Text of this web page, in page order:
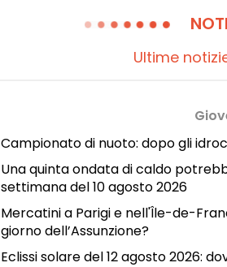
Ultime
Campionato di nuoto: dopo gli
Una quinta ondata di caldo
settimana del 10 agosto 2026
Mercatini a Parigi e nell'Île-de-
giorno dell’Assunzione?
Eclissi solare del 12 agosto 2026: